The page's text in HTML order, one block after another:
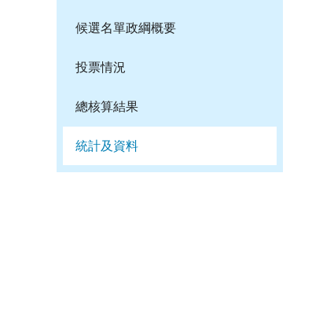
候選名單政綱概要
投票情況
總核算結果
統計及資料